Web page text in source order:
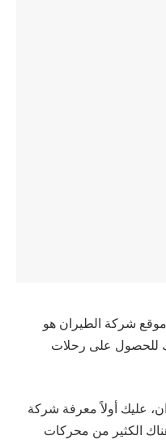
شركة الطيران هو
للحصول على رحلات
عليك أولاً معرفة شركة
الكثير من محركات